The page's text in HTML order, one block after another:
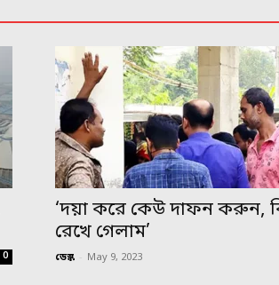
0
‘দয়া করে কেউ দাফন করুন,
রেখে গেলাম’
ডেস্ক - May 9, 2023